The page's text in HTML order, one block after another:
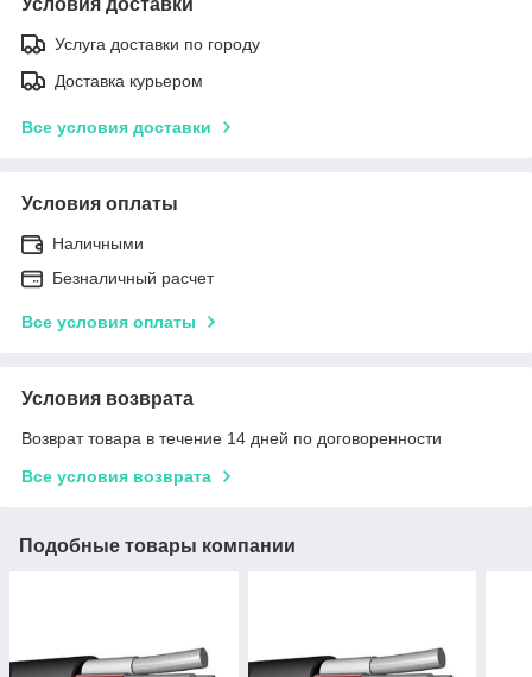
Услуга доставки по городу
Доставка курьером
Все условия доставки
Условия оплаты
Наличными
Безналичный расчет
Все условия оплаты
Условия возврата
Возврат товара в течение 14 дней по договоренности
Все условия возврата
Подобные товары компании